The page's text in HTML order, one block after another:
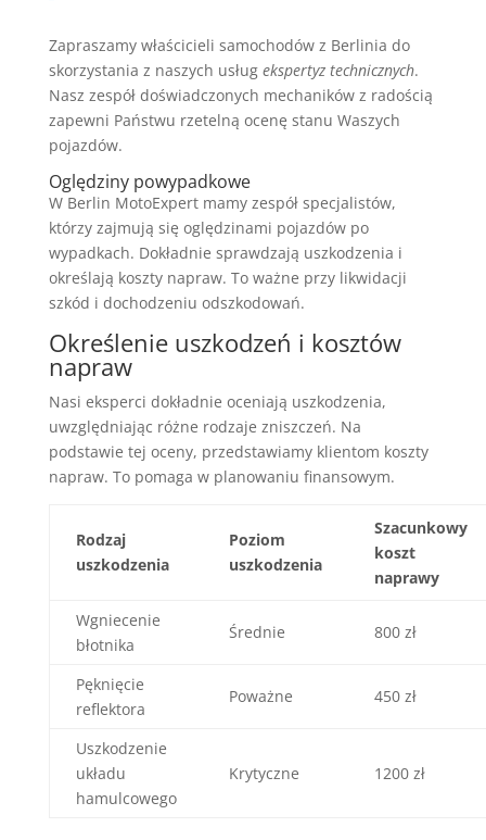
Zapraszamy właścicieli samochodów z Berlinia do
skorzystania z naszych usług ekspertyz technicznych.
Nasz zespół doświadczonych mechaników z radością
zapewni Państwu rzetelną ocenę stanu Waszych
pojazdów.
Oględziny powypadkowe
W Berlin MotoExpert mamy zespół specjalistów,
którzy zajmują się oględzinami pojazdów po
wypadkach. Dokładnie sprawdzają uszkodzenia i
określają koszty napraw. To ważne przy likwidacji
szkód i dochodzeniu odszkodowań.
Określenie uszkodzeń i kosztów
napraw
Nasi eksperci dokładnie oceniają uszkodzenia,
uwzględniając różne rodzaje zniszczeń. Na
podstawie tej oceny, przedstawiamy klientom koszty
napraw. To pomaga w planowaniu finansowym.
Rodzaj
uszkodzenia
Poziom
uszkodzenia
Szacunkowy
koszt
naprawy
Wgniecenie
błotnika
Średnie 800 zł
Pęknięcie
reflektora
Poważne 450 zł
Uszkodzenie
układu
hamulcowego
Krytyczne 1200 zł